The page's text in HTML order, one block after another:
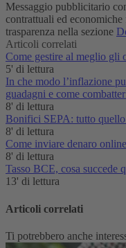
Messaggio pubblicitario
contrattuali ed
trasparenza nella sezione
Articoli correlati
Come gestire al meglio gli
5' di lettura
In che modo l’inflazione
guadagni e come
8' di lettura
Bonifici SEPA: tutto quello
8' di lettura
Come inviare denaro
8' di lettura
Tasso BCE, cosa succede
13' di lettura
Articoli correlati
Ti potrebbero anche